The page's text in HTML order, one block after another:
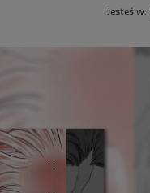
Jesteś w: